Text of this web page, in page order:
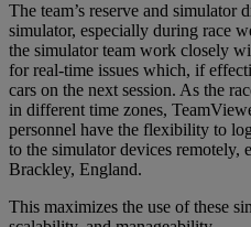
The team’s reserve and simulator
simulator, especially during race
the simulator team work closely
for real-time issues which, if
cars on the next session. As the
in different time zones,
personnel have the flexibility to
to the simulator devices remotely,
Brackley, England.
This maximizes the use of these